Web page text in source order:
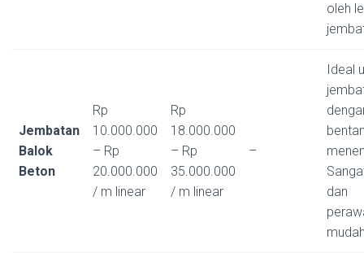
oleh
Jembatan
Balok
Beton
Rp
10.000.000
– Rp
20.000.000
/ m linear
Rp
18.000.000
– Rp
35.000.000
/ m linear
–
Ideal
dan